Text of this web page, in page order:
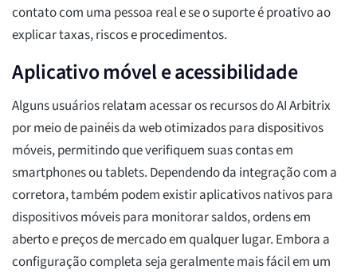
contato com uma pessoa real e se o suporte é proativo ao
explicar taxas, riscos e procedimentos.
Aplicativo móvel e acessibilidade
Alguns usuários relatam acessar os recursos do AI Arbitrix
por meio de painéis da web otimizados para dispositivos
móveis, permitindo que verifiquem suas contas em
smartphones ou tablets. Dependendo da integração com a
corretora, também podem existir aplicativos nativos para
dispositivos móveis para monitorar saldos, ordens em
aberto e preços de mercado em qualquer lugar. Embora a
configuração completa seja geralmente mais fácil em um